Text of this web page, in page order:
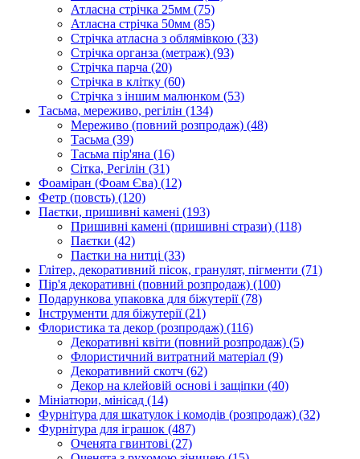
Атласна стрічка 25мм (75)
Атласна стрічка 50мм (85)
Стрічка атласна з облямівкою (33)
Стрічка органза (метраж) (93)
Стрічка парча (20)
Стрічка в клітку (60)
Стрічка з іншим малюнком (53)
Тасьма, мереживо, регілін (134)
Мереживо (повний розпродаж) (48)
Тасьма (39)
Тасьма пір'яна (16)
Сітка, Регілін (31)
Фоаміран (Фоам Єва) (12)
Фетр (повсть) (120)
Паєтки, пришивні камені (193)
Пришивні камені (пришивні стрази) (118)
Паєтки (42)
Паєтки на нитці (33)
Глітер, декоративний пісок, гранулят, пігменти (71)
Пір'я декоративні (повний розпродаж) (100)
Подарункова упаковка для біжутерії(78)
Інструменти для біжутерії(21)
Флористика та декор (розпродаж) (116)
Декоративні квіти (повний розпродаж) (5)
Флористичний витратний матеріал (9)
Декоративний скотч (62)
Декор на клейовій основі і защіпки (40)
Мініатюри, мінісад (14)
Фурнітура для шкатулок і комодів (розпродаж) (32)
Фурнітура для іграшок (487)
Оченята гвинтові (27)